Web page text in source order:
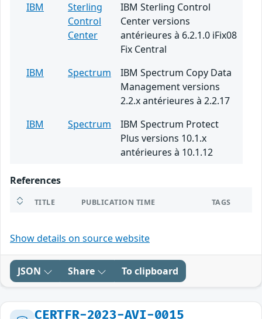
IBM
Sterling
Control
Center
IBM Sterling Control
Center versions
antérieures à 6.2.1.0 iFix08
Fix Central
IBM
Spectrum
IBM Spectrum Copy Data
Management versions
2.2.x antérieures à 2.2.17
IBM
Spectrum
IBM Spectrum Protect
Plus versions 10.1.x
antérieures à 10.1.12
References
TITLE PUBLICATION TIME TAGS
Show details on source website
JSON Share To clipboard
CERTFR-2023-AVI-0015